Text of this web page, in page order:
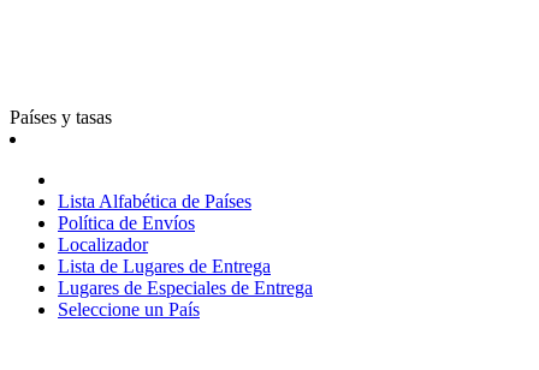
Países y tasas
Lista Alfabética de Países
Política de Envíos
Localizador
Lista de Lugares de Entrega
Lugares de Especiales de Entrega
Seleccione un País